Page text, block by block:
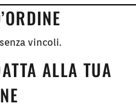
vincoli.
ALLA TUA